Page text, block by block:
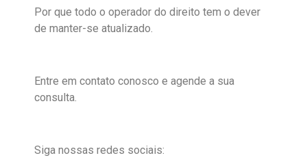
Por que todo o operador do direito tem o dever
de manter-se atualizado.
Entre em contato conosco e agende a sua
consulta.
Siga nossas redes sociais: